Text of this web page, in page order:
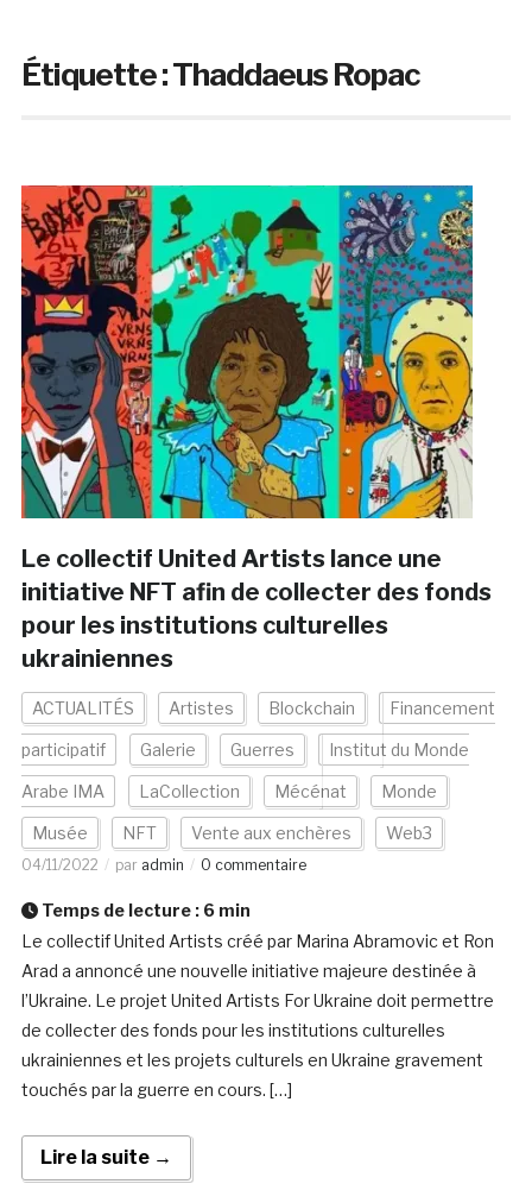
Étiquette :Thaddaeus Ropac
Le collectif United Artists lance une
initiative NFT afin de collecter des fonds
pour les institutions culturelles
ukrainiennes
ACTUALITÉS Artistes Blockchain Financement
participatif Galerie Guerres Institut du Monde
Arabe IMA LaCollection Mécénat Monde
Musée NFT Vente aux enchères Web3
04/11/2022 par admin 0 commentaire
Temps de lecture : 6 min
Le collectif United Artists créé par Marina Abramovic et Ron
Arad a annoncé une nouvelle initiative majeure destinée à
l’Ukraine. Le projet United Artists For Ukraine doit permettre
de collecter des fonds pour les institutions culturelles
ukrainiennes et les projets culturels en Ukraine gravement
touchés par la guerre en cours. […]
Lire la suite →